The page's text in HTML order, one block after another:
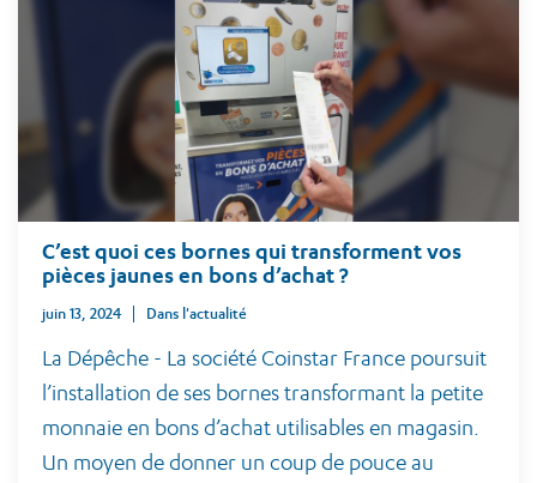
C’est quoi ces bornes qui transforment vos
pièces jaunes en bons d’achat ?
juin 13, 2024 Dans l'actualité
La Dépêche - La société Coinstar France poursuit
l’installation de ses bornes transformant la petite
monnaie en bons d’achat utilisables en magasin.
Un moyen de donner un coup de pouce au